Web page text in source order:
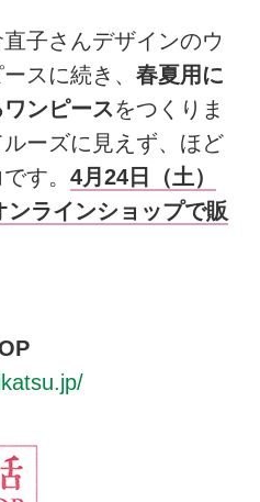
子さんデザインのウ
スに続き、 春夏用に
ンピースをつくりま
ーズに見えず、ほど
す。 4月24日（土）
ラインショップで販